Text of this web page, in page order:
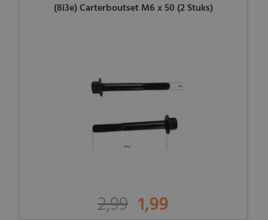
(8i3e) Carterboutset M6 x 50 (2 Stuks)
2,99 1,99